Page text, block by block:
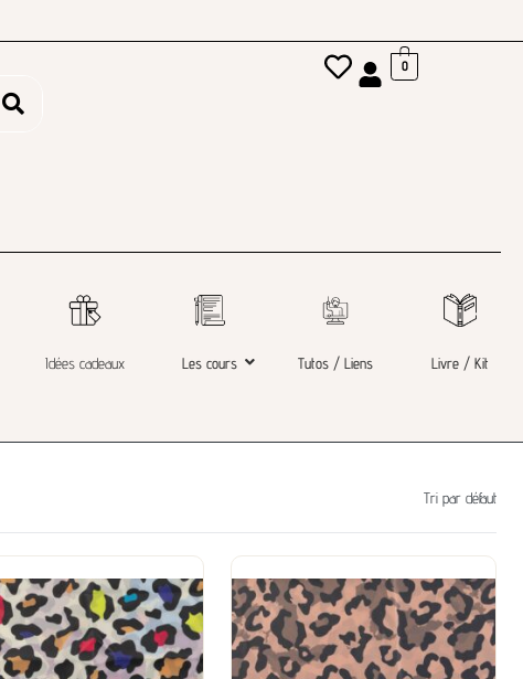
0
Idées cadeaux Les cours Tutos / Liens Livre / Kit
Tri par défaut